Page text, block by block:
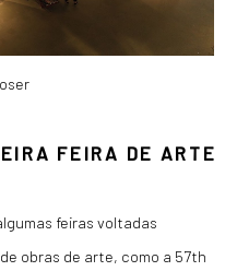
FEIRA DE ARTE
feiras voltadas
obras de arte, como a 57th